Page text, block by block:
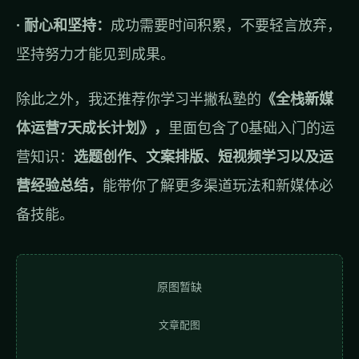
· 耐心和坚持： 成功需要时间积累，不要轻言放弃，
坚持努力才能见到成果。
除此之外，我还推荐你学习半撇私塾的 《全栈新媒
体运营7天成长计划》， 里面包含了0基础入门的运
营知识： 选题创作、文案排版、短视频学习以及运
营经验总结， 能带你了解更多渠道玩法和新媒体必
备技能。
原图暂缺
文章配图